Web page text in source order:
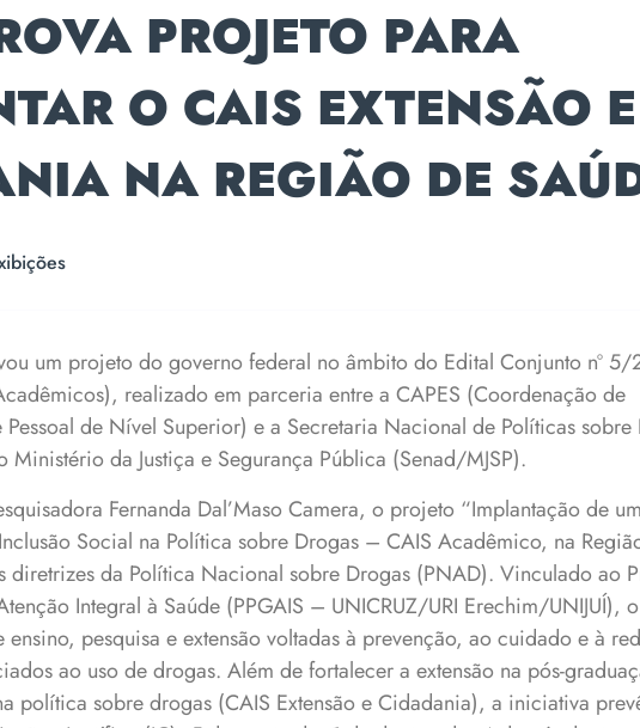
PROJETO PARA
O CAIS EXTENSÃO E
NA REGIÃO DE
um projeto do governo federal no âmbito do Edital Conjunto nº
realizado em parceria entre a CAPES (Coordenação de
de Nível Superior) e a Secretaria Nacional de Políticas sobre
Ministério da Justiça e Segurança Pública (Senad/MJSP).
Fernanda Dal’Maso Camera, o projeto “Implantação de
Social na Política sobre Drogas – CAIS Acadêmico, na
diretrizes da Política Nacional sobre Drogas (PNAD). Vinculado ao
Integral à Saúde (PPGAIS – UNICRUZ/URI Erechim/UNIJUÍ),
ensino, pesquisa e extensão voltadas à prevenção, ao cuidado e à
ao uso de drogas. Além de fortalecer a extensão na pós-
política sobre drogas (CAIS Extensão e Cidadania), a iniciativa